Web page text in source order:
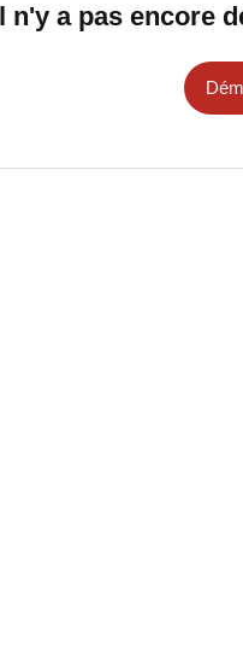
n'y a pas encore